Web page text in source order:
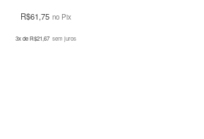
R$61,75 no Pix
3x deR$21,67 sem juros